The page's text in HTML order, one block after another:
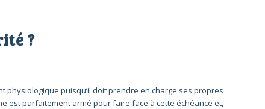
?
puisqu’il doit prendre en charge ses propres
est parfaitement armé pour faire face à cette échéance et,